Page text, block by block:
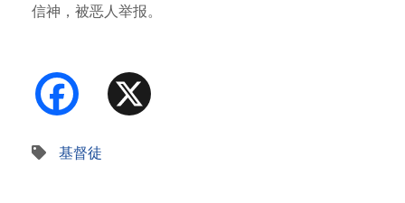
信神，被恶人举报。
Facebook
基督徒